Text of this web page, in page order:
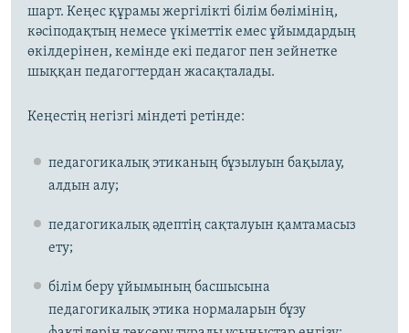
шарт. Кеңес құрамы жергілікті білім бөлімінің,
кәсіподақтың немесе үкіметтік емес ұйымдардың
өкілдерінен, кемінде екі педагог пен зейнетке
шыққан педагогтердан жасақталады.
Кеңестің негізгі міндеті ретінде:
педагогикалық этиканың бұзылуын бақылау,
алдын алу;
педагогикалық әдептің сақталуын қамтамасыз
ету;
білім беру ұйымының басшысына
педагогикалық этика нормаларын бұзу